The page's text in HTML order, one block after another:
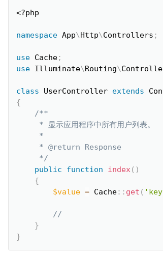
<?php
namespace App\Http\Controllers ;
use Cache;
use Illuminate\Routing\
class UserController extends
{
/**
     * 显示应用程序中所有用户列表。
     *
     * @return Response
     */
public
function index ( )
{
$value = Cache:: get (
}
}